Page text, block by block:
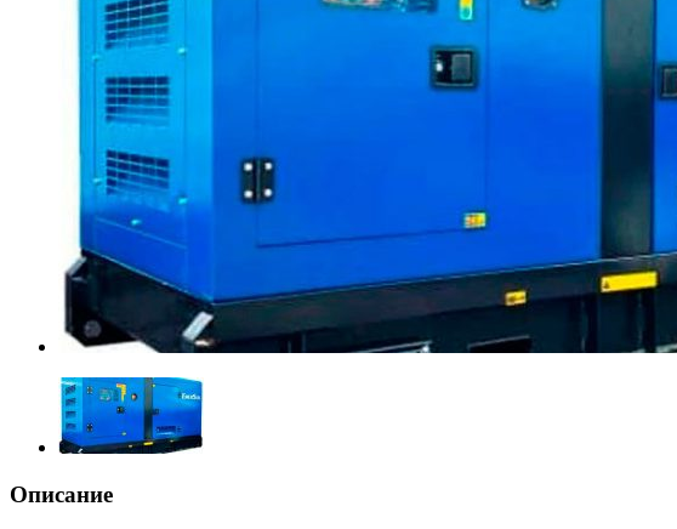
Описание